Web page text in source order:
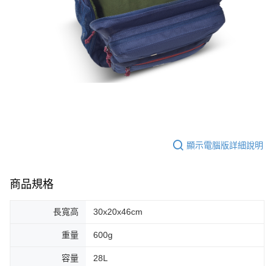
顯示電腦版詳細說明
商品規格
長寬高 30x20x46cm
重量 600g
容量 28L